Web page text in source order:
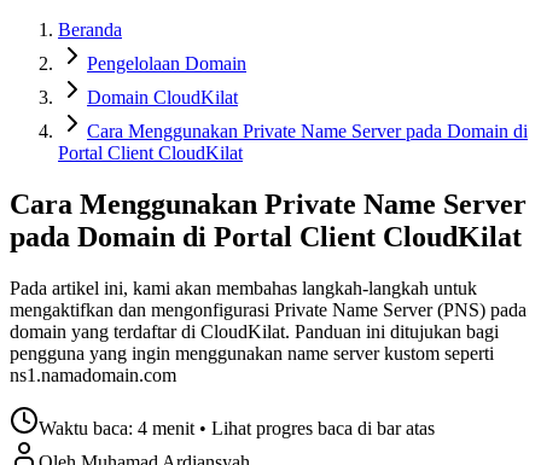
Beranda
Pengelolaan Domain
Domain CloudKilat
Cara Menggunakan Private Name Server pada Domain di
Portal Client CloudKilat
Cara Menggunakan Private Name Server
pada Domain di Portal Client CloudKilat
Pada artikel ini, kami akan membahas langkah-langkah untuk
mengaktifkan dan mengonfigurasi Private Name Server (PNS) pada
domain yang terdaftar di CloudKilat. Panduan ini ditujukan bagi
pengguna yang ingin menggunakan name server kustom seperti
ns1.namadomain.com
Waktu baca: 4 menit • Lihat progres baca di bar atas